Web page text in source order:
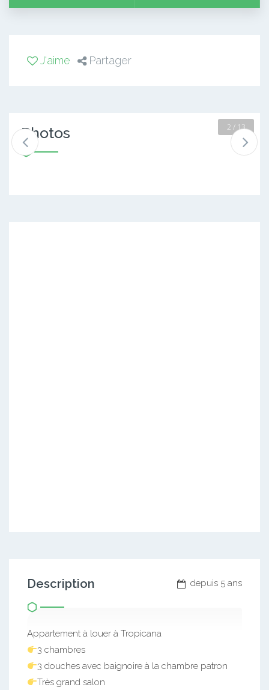
J'aime Partager
Photos 2 / 13
depuis 5 ans
Description
Appartement à louer à Tropicana
3 chambres
3 douches avec baignoire à la chambre patron
Très grand salon